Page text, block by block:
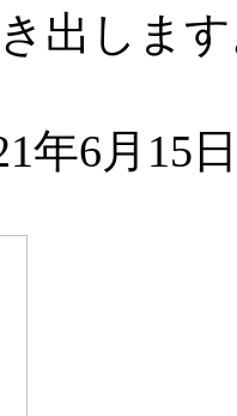
出しま
6月15